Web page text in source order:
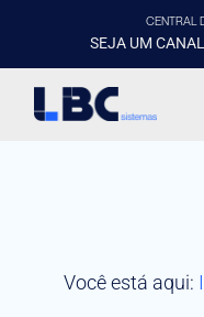
CENTRAL
SEJA UM
Você está aqui: